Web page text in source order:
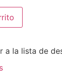
a la lista de